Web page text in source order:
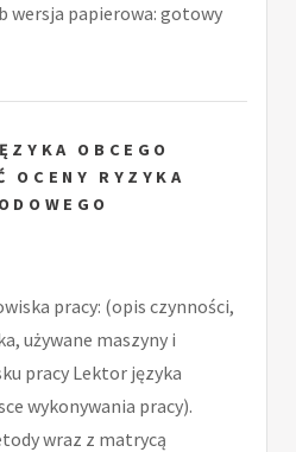
wersja papierowa: gotowy
OBCEGO
OCENY RYZYKA
pracy: (opis czynności,
używane maszyny i
pracy Lektor języka
wykonywania pracy).
wraz z matrycą